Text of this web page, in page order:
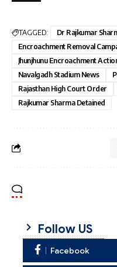
TAGGED:
Dr Rajkumar
Encroachment Removal
Jhunjhunu Encroachment
Navalgadh Stadium News
Rajasthan High Court Order
Rajkumar Sharma Detained
Follow US
Facebook